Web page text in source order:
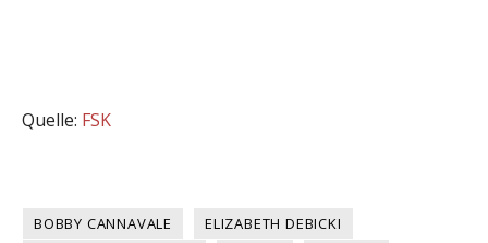
Quelle: FSK
BOBBY CANNAVALE
ELIZABETH DEBICKI